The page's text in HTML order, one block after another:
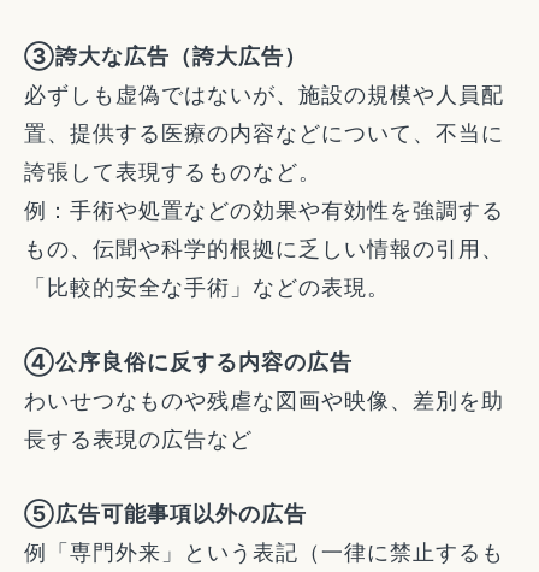
③誇大な広告（誇大広告）
必ずしも虚偽ではないが、施設の規模や人員配
置、提供する医療の内容などについて、不当に
誇張して表現するものなど。
例：手術や処置などの効果や有効性を強調する
もの、伝聞や科学的根拠に乏しい情報の引用、
「比較的安全な手術」などの表現。
④公序良俗に反する内容の広告
わいせつなものや残虐な図画や映像、差別を助
長する表現の広告など
⑤広告可能事項以外の広告
例「専門外来」という表記（一律に禁止するも